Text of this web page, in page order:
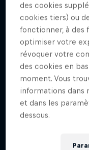
des cookies
cookies tiers) ou
fonctionner, à des
optimiser votre
révoquer votre
des cookies en
moment. Vous
informations dans
et dans les
dessous.